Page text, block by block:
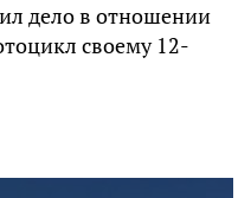
дело в отношении
своему 12-